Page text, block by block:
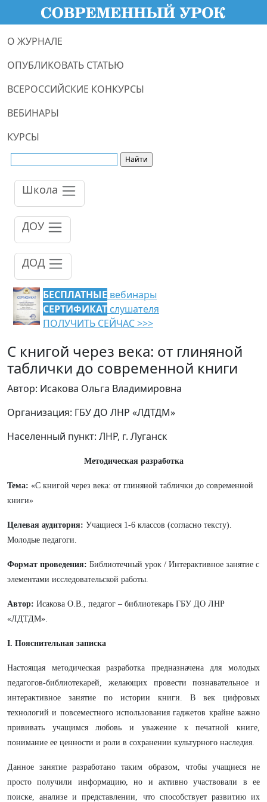
О ЖУРНАЛЕ
ОПУБЛИКОВАТЬ СТАТЬЮ
ВСЕРОССИЙСКИЕ КОНКУРСЫ
ВЕБИНАРЫ
КУРСЫ
Школа
ДОУ
ДОД
БЕСПЛАТНЫЕ вебинары
СЕРТИФИКАТ слушателя
ПОЛУЧИТЬ СЕЙЧАС >>>
С книгой через века: от глиняной
таблички до современной книги
Автор: Исакова Ольга Владимировна
Организация: ГБУ ДО ЛНР «ЛДТДМ»
Населенный пункт: ЛНР, г. Луганск
Методическая разработка
Тема: «С книгой через века: от глиняной таблички до современной
книги»
Целевая аудитория: Учащиеся 1-6 классов (согласно тексту).
Молодые педагоги.
Формат проведения: Библиотечный урок / Интерактивное занятие с
элементами исследовательской работы.
Автор: Исакова О.В., педагог – библиотекарь ГБУ ДО ЛНР
«ЛДТДМ».
I. Пояснительная записка
Настоящая методическая разработка предназначена для молодых
педагогов-библиотекарей, желающих провести познавательное и
интерактивное занятие по истории книги. В век цифровых
технологий и повсеместного использования гаджетов крайне важно
прививать учащимся любовь и уважение к печатной книге,
понимание ее ценности и роли в сохранении культурного наследия.
Данное занятие разработано таким образом, чтобы учащиеся не
просто получили информацию, но и активно участвовали в ее
поиске, анализе и представлении, что способствует развитию их